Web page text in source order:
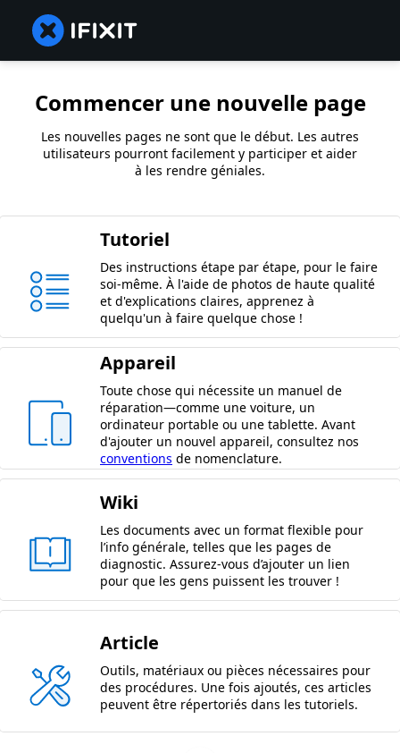
Commencer une nouvelle page
Les nouvelles pages ne sont que le début. Les autres
utilisateurs pourront facilement y participer et aider
à les rendre géniales.
Tutoriel
Des instructions étape par étape, pour le faire
soi-même. À l'aide de photos de haute qualité
et d'explications claires, apprenez à
quelqu'un à faire quelque chose !
Appareil
Toute chose qui nécessite un manuel de
réparation—comme une voiture, un
ordinateur portable ou une tablette. Avant
d'ajouter un nouvel appareil, consultez nos
conventions de nomenclature.
Wiki
Les documents avec un format flexible pour
l’info générale, telles que les pages de
diagnostic. Assurez-vous d’ajouter un lien
pour que les gens puissent les trouver !
Article
Outils, matériaux ou pièces nécessaires pour
des procédures. Une fois ajoutés, ces articles
peuvent être répertoriés dans les tutoriels.